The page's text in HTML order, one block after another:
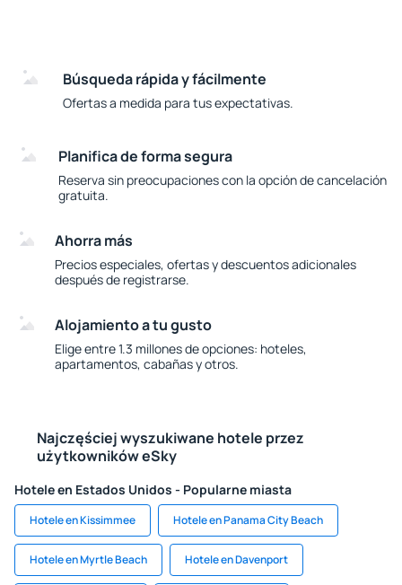
Búsqueda rápida y fácilmente
Ofertas a medida para tus expectativas.
Planifica de forma segura
Reserva sin preocupaciones con la opción de cancelación
gratuita.
Ahorra más
Precios especiales, ofertas y descuentos adicionales
después de registrarse.
Alojamiento a tu gusto
Elige entre 1.3 millones de opciones: hoteles,
apartamentos, cabañas y otros.
Najczęściej wyszukiwane hotele przez
użytkowników eSky
Hotele en Estados Unidos - Popularne miasta
Hotele en Kissimmee Hotele en Panama City Beach
Hotele en Myrtle Beach Hotele en Davenport